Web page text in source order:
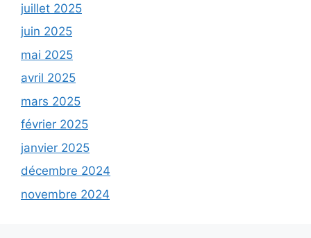
juillet 2025
juin 2025
mai 2025
avril 2025
mars 2025
février 2025
janvier 2025
décembre 2024
novembre 2024